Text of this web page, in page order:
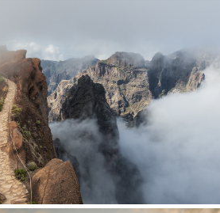
Madera
wiecznej wiosny może rozczarować?